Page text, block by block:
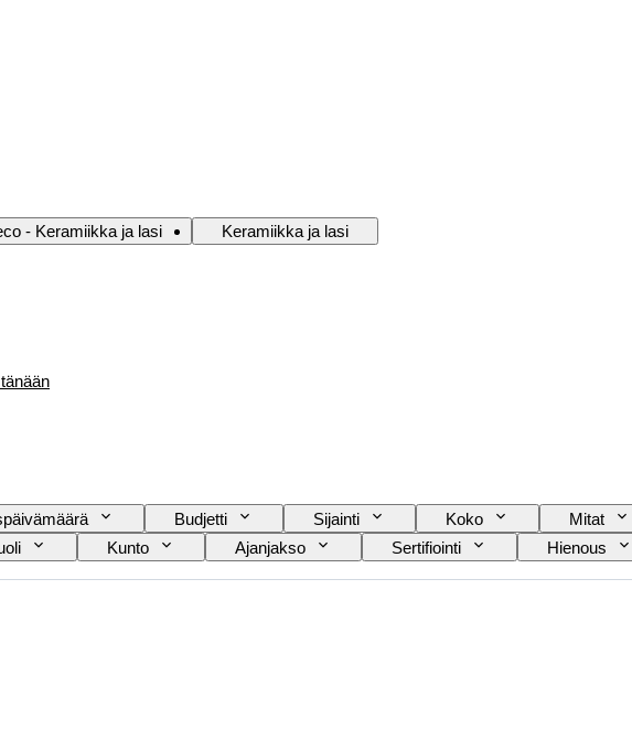
- Keramiikka ja lasi Keramiikka ja lasi
Budjetti Sijainti Koko Mitat
Kunto Ajanjakso Sertifiointi Hienous
Aikakausi Sisustus Taiteilija Myyjä